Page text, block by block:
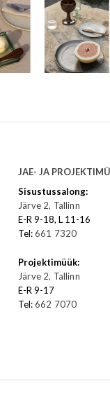
JAE- JA
Sisustussalong:
Järve 2, Tallinn
E-R 9-18, L 11-16
Tel:661 7320
Projektimüük:
Järve 2, Tallinn
E-R 9-17
Tel:662 7070